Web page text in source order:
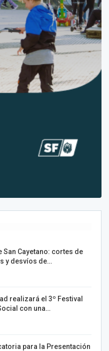
San Cayetano: cortes de
y desvíos de…
realizará el 3º Festival
con una…
para la Presentación